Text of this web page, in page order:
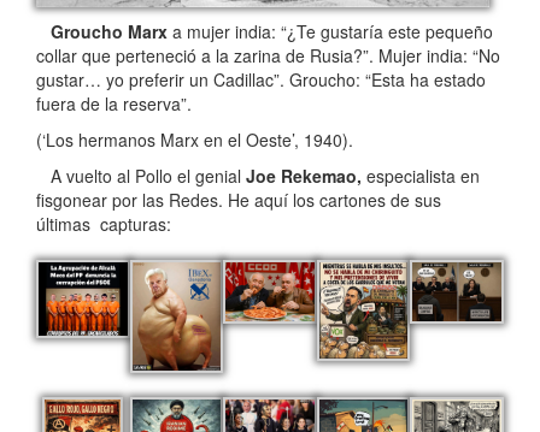
Groucho Marx a mujer india: “¿Te gustaría este pequeño
collar que perteneció a la zarina de Rusia?”. Mujer india: “No
gustar… yo preferir un Cadillac”. Groucho: “Esta ha estado
fuera de la reserva”.
(‘Los hermanos Marx en el Oeste’, 1940).
A vuelto al Pollo el genial Joe Rekemao, especialista en
fisgonear por las Redes. He aquí los cartones de sus
últimas capturas: